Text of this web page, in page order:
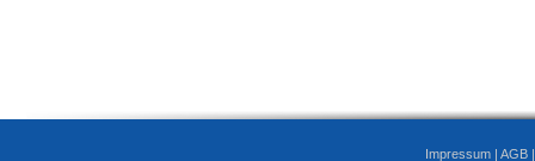
Impressum | AGB